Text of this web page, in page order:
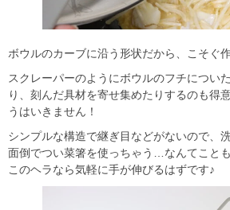
ボウルのカーブに沿う形状だから、こそぐ
スクレーパーのようにボウルのフチについ
り、刻んだ具材を寄せ集めたりするのも得
うはいきません！
シンプルな構造で継ぎ目などがないので、
面倒でつい菜箸を使っちゃう…なんてこと
このヘラなら気軽に手が伸びるはずです♪